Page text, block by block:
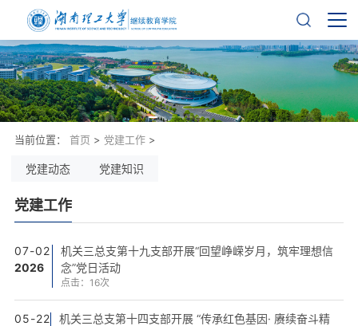
党建动态 党建知识
当前位置： 首页 > 党建工作 >
党建工作
07-02
2026
机关三总支第十九支部开展“回望峥嵘岁月，筑牢理想信
念”党日活动
点击：16次
05-22
机关三总支第十四支部开展 “传承红色基因· 赓续奋斗精